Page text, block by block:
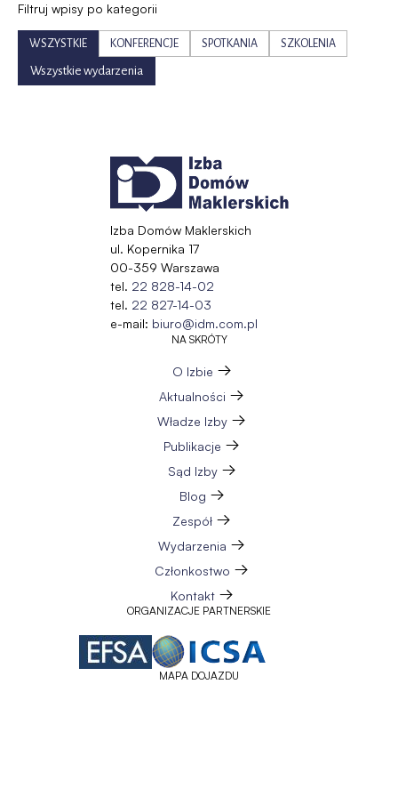
Filtruj wpisy po kategorii
WSZYSTKIE KONFERENCJE SPOTKANIA SZKOLENIA
Wszystkie wydarzenia
Izba Domów Maklerskich
ul. Kopernika 17
00-359 Warszawa
tel. 22 828-14-02
tel. 22 827-14-03
e-mail: biuro@idm.com.pl
NA SKRÓTY
O Izbie
Aktualności
Władze Izby
Publikacje
Sąd Izby
Blog
Zespół
Wydarzenia
Członkostwo
Kontakt
ORGANIZACJE PARTNERSKIE
MAPA DOJAZDU